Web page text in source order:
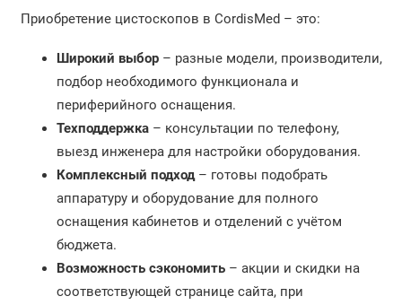
Приобретение цистоскопов в CordisMed – это:
Широкий выбор – разные модели, производители,
подбор необходимого функционала и
периферийного оснащения.
Техподдержка– консультации по телефону,
выезд инженера для настройки оборудования.
Комплексный подход– готовы подобрать
аппаратуру и оборудование для полного
оснащения кабинетов и отделений с учётом
бюджета.
Возможность сэкономить– акции и скидки на
соответствующей странице сайта, при